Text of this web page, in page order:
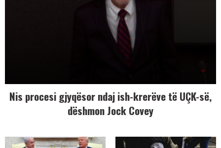
Nis procesi gjyqësor ndaj ish-krerëve të UÇK-së,
dëshmon Jock Covey